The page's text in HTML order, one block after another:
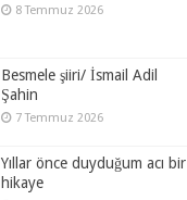
8 Temmuz 2026
Besmele şiiri/ İsmail Adil
Şahin
7 Temmuz 2026
Yıllar önce duyduğum acı bir
hikaye